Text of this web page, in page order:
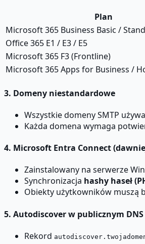
Plan
Microsoft 365 Business Basic /
Office 365 E1 / E3 / E5
Microsoft 365 F3 (Frontline)
Microsoft 365 Apps for Business /
3. Domeny niestandardowe
Wszystkie domeny SMTP
Każda domena wymaga
4. Microsoft Entra Connect
Zainstalowany na serwerze
Synchronizacja hashy haseł
Obiekty użytkowników muszą
5. Autodiscover w publicznym DNS
Rekord